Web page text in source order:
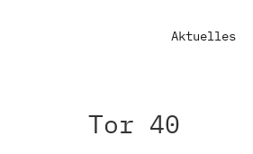
Aktuelles
Tor 40